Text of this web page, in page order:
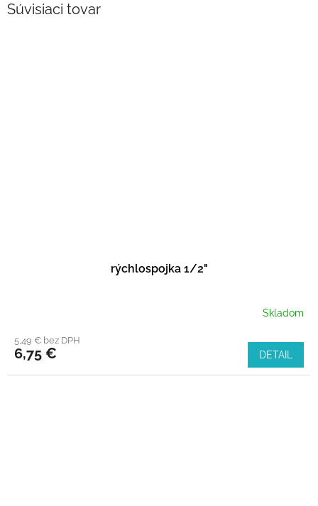
Súvisiaci tovar
rýchlospojka 1/2"
Skladom
5,49 € bez DPH
6,75 € DETAIL